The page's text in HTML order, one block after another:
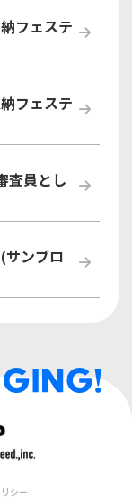
フェステ
フェステ
査員とし
サンブロ
シー